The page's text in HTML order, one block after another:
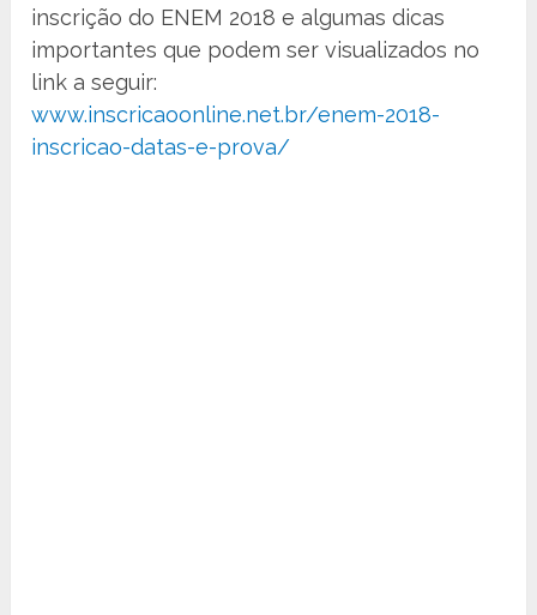
inscrição do ENEM 2018 e algumas dicas
importantes que podem ser visualizados no
link a seguir:
www.inscricaoonline.net.br/enem-2018-
inscricao-datas-e-prova/